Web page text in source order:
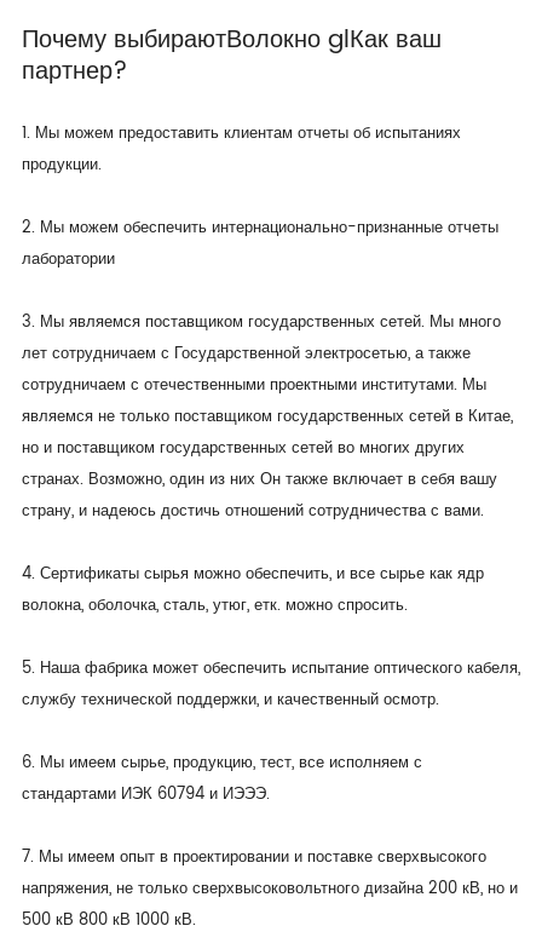
Почему выбираютВолокно glКак ваш
партнер?
1. Мы можем предоставить клиентам отчеты об испытаниях
продукции.
2. Мы можем обеспечить интернационально-признанные отчеты
лаборатории
3. Мы являемся поставщиком государственных сетей. Мы много
лет сотрудничаем с Государственной электросетью, а также
сотрудничаем с отечественными проектными институтами. Мы
являемся не только поставщиком государственных сетей в Китае,
но и поставщиком государственных сетей во многих других
странах. Возможно, один из них Он также включает в себя вашу
страну, и надеюсь достичь отношений сотрудничества с вами.
4. Сертификаты сырья можно обеспечить, и все сырье как ядр
волокна, оболочка, сталь, утюг, етк. можно спросить.
5. Наша фабрика может обеспечить испытание оптического кабеля,
службу технической поддержки, и качественный осмотр.
6. Мы имеем сырье, продукцию, тест, все исполняем с
стандартами ИЭК 60794 и ИЭЭЭ.
7. Мы имеем опыт в проектировании и поставке сверхвысокого
напряжения, не только сверхвысоковольтного дизайна 200 кВ, но и
500 кВ 800 кВ 1000 кВ.